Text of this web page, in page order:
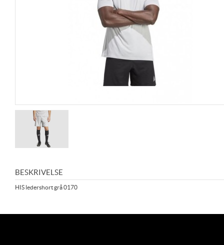
BESKRIVELSE
HIS ledershort grå 0170